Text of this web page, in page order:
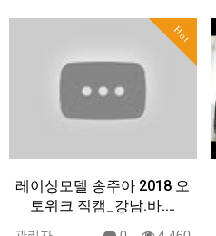
Hot
레이싱모델 송주아 2018 오
토위크 직캠_강남.바.…